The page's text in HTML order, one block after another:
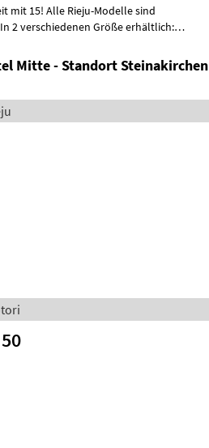
Modelle sind
2 verschiedenen Größe erhältlich:
Mitte - Standort Steinakirchen